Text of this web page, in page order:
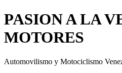
PASION A LA
MOTORES
Automovilismo y Motociclismo